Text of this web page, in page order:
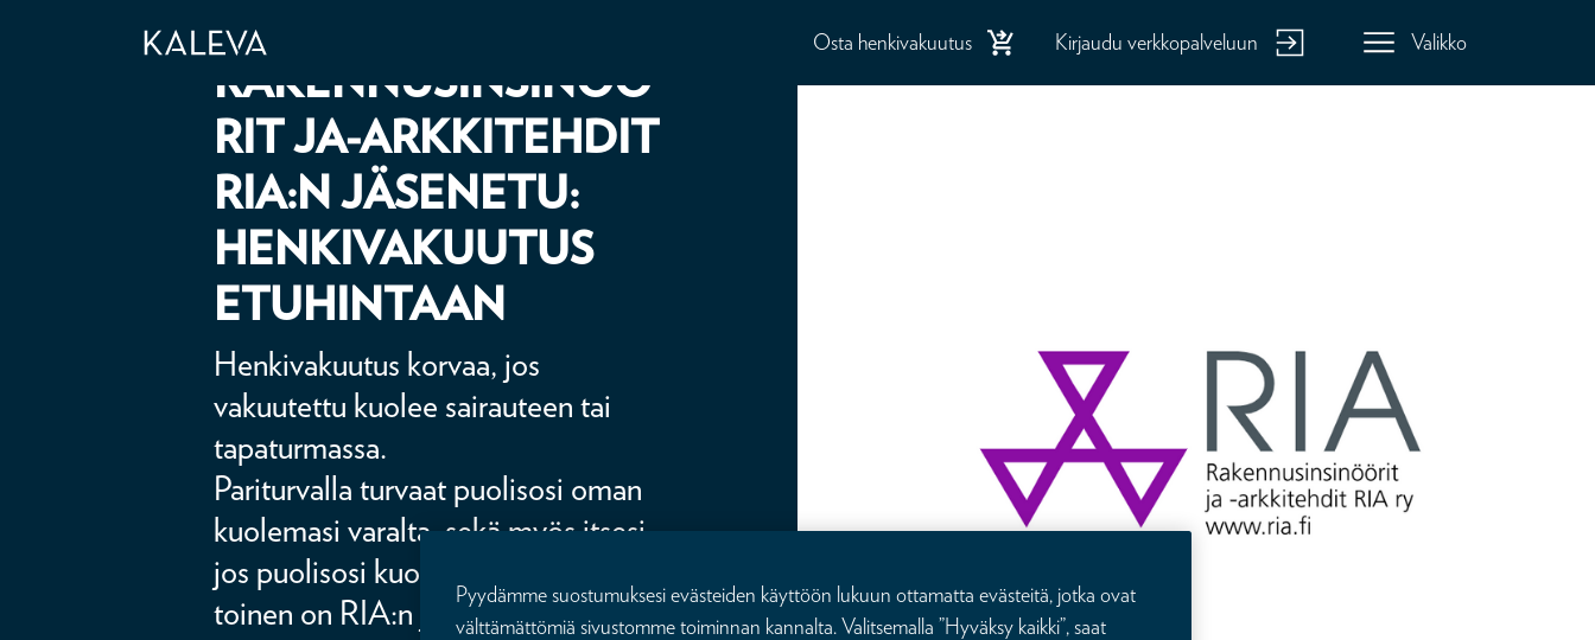
Osta henkivakuutus Kirjaudu verkkopalveluun Valikko
RAKENNUSINSINÖÖ
RIT JA-ARKKITEHDIT
RIA:N JÄSENETU:
HENKIVAKUUTUS
ETUHINTAAN
Henkivakuutus korvaa, jos
vakuutettu kuolee sairauteen tai
tapaturmassa.
Pariturvalla turvaat puolisosi oman
kuolemasi varalta, sekä myös itsesi,
jos puolisosi kuolisi. Riittää, että
toinen on RIA:n jäsen.Pyydämme suostumuksesi evästeiden käyttöön lukuun ottamatta evästeitä, jotka ovat
välttämättömiä sivustomme toiminnan kannalta. Valitsemalla ”Hyväksy kaikki”, saat